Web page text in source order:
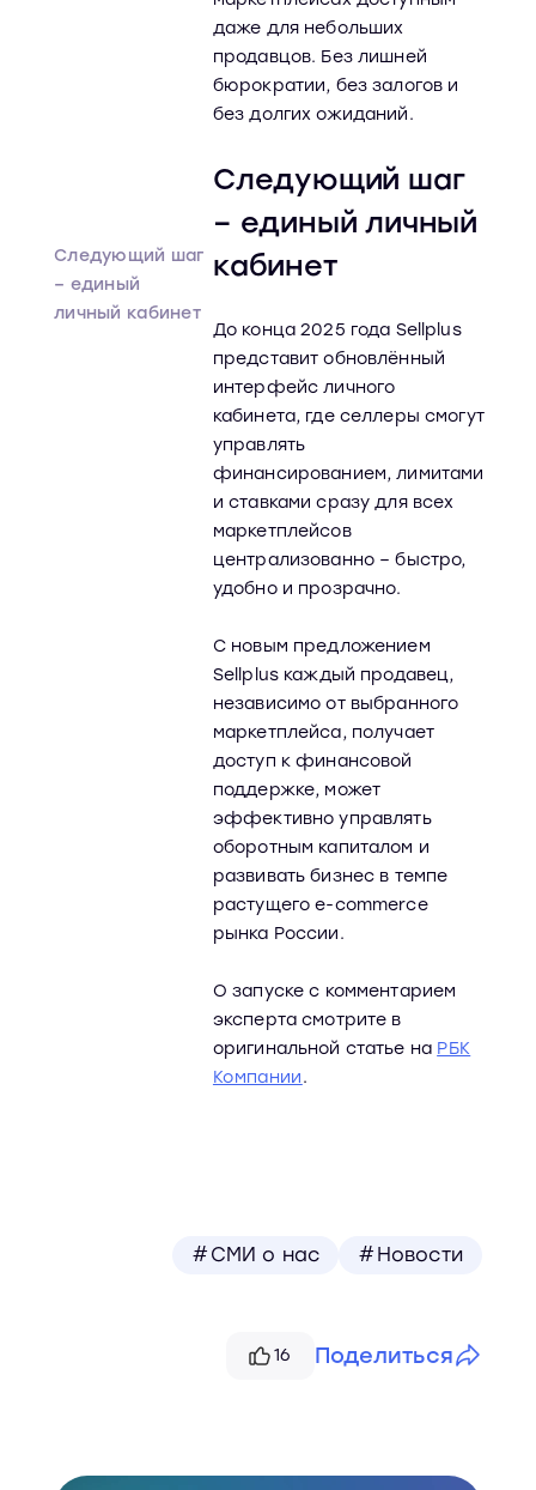
Следующий шаг
– единый
личный кабинет
даже для небольших
продавцов. Без лишней
бюрократии, без залогов и
без долгих ожиданий.
Следующий шаг
– единый личный
кабинет
До конца 2025 года Sellplus
представит обновлённый
интерфейс личного
кабинета, где селлеры смогут
управлять
финансированием, лимитами
и ставками сразу для всех
маркетплейсов
централизованно – быстро,
удобно и прозрачно.
С новым предложением
Sellplus каждый продавец,
независимо от выбранного
маркетплейса, получает
доступ к финансовой
поддержке, может
эффективно управлять
оборотным капиталом и
развивать бизнес в темпе
растущего e-commerce
рынка России.
О запуске с комментарием
эксперта смотрите в
оригинальной статье на РБК
Компании.
#СМИ о нас #Новости
16 Поделиться
VK